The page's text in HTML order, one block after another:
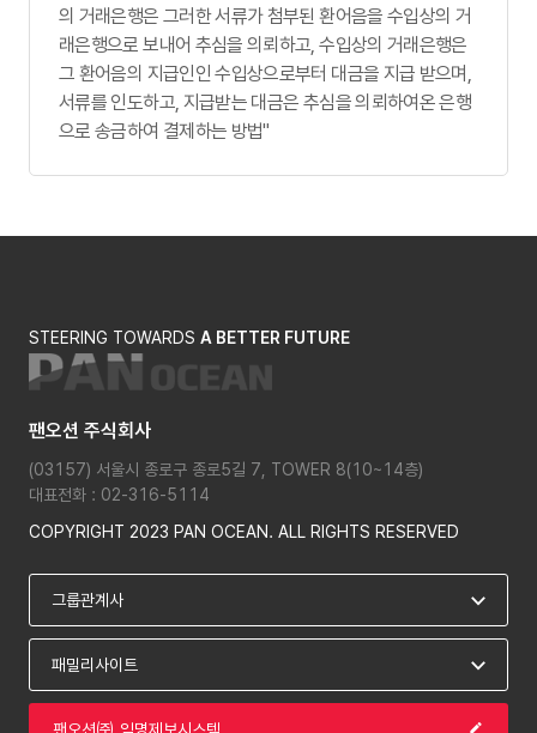
의 거래은행은 그러한 서류가 첨부된 환어음을 수입상의 거
래은행으로 보내어 추심을 의뢰하고, 수입상의 거래은행은
그 환어음의 지급인인 수입상으로부터 대금을 지급 받으며,
서류를 인도하고, 지급받는 대금은 추심을 의뢰하여온 은행
으로 송금하여 결제하는 방법"
STEERING TOWARDS A BETTER FUTURE
팬오션 주식회사
(03157) 서울시 종로구 종로5길 7, TOWER 8(10~14층)
대표전화 : 02-316-5114
COPYRIGHT 2023 PAN OCEAN. ALL RIGHTS RESERVED